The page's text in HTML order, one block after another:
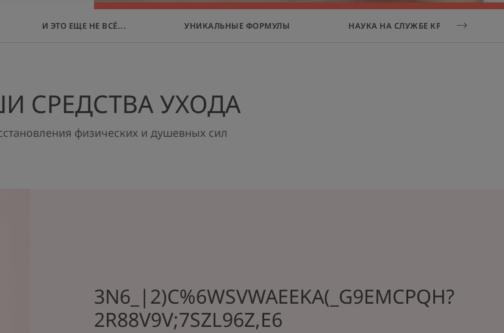
И ЭТО ЕЩЕ НЕ ВСЁ... УНИКАЛЬНЫЕ ФОРМУЛЫ НАУКА НА СЛУЖБЕ КРАСОТЫ
СРЕДСТВА УХОДА
физических и душевных сил
3N6_|2)C%6WSVWAEEKA(_G9EMCPQH?
2R88V9V;7SZL96Z,E6